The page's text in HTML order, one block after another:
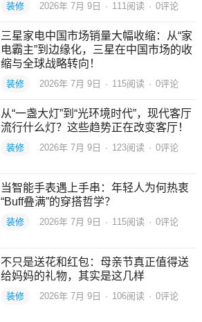
装修 2026年 7月 9日 · 111阅读 · 0评论
三星家电中国市场销量大幅收缩：从“家
电霸主”到边缘化，三星在中国市场的收
缩与全球战略转向！
装修 2026年 7月 9日 · 115阅读 · 0评论
从“一盏大灯”到“光环境时代”，现代客厅
流行什么灯？这些趋势正在改变客厅！
装修 2026年 7月 9日 · 123阅读 · 0评论
当智能手表遇上手串：年轻人为何热衷
“Buff叠满”的穿搭哲学？
装修 2026年 7月 9日 · 115阅读 · 0评论
不只是送花和红包：母亲节真正值得送
给妈妈的礼物，其实是这几样
装修 2026年 7月 9日 · 106阅读 · 0评论